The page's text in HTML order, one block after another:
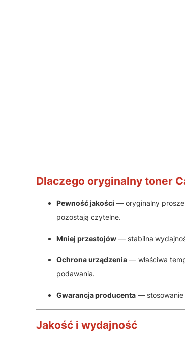
Dlaczego oryginalny toner
Pewność jakości — oryginalny
pozostają czytelne.
Mniej przestojów — stabilna
Ochrona urządzenia — właściwa
podawania.
Gwarancja producenta — stosowanie
Jakość i wydajność